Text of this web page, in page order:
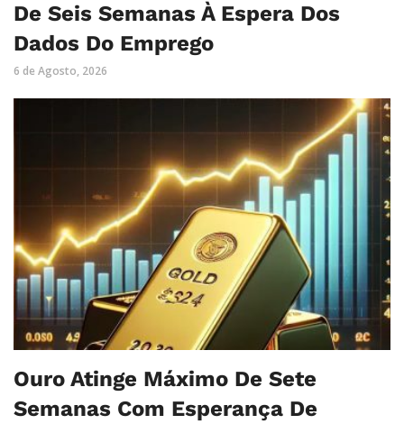
De Seis Semanas À Espera Dos
Dados Do Emprego
6 de Agosto, 2026
Ouro Atinge Máximo De Sete
Semanas Com Esperança De